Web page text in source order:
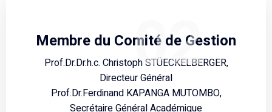
02
Membre du Comité de Gestion
Prof.Dr.Dr.h.c. Christoph STÜECKELBERGER,
Directeur Général
Prof.Dr.Ferdinand KAPANGA MUTOMBO,
Secrétaire Général Académique